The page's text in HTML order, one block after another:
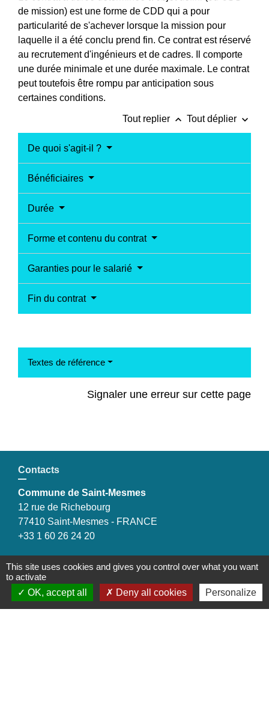
de mission) est une forme de CDD qui a pour
particularité de s'achever lorsque la mission pour
laquelle il a été conclu prend fin. Ce contrat est réservé
au recrutement d'ingénieurs et de cadres. Il comporte
une durée minimale et une durée maximale. Le contrat
peut toutefois être rompu par anticipation sous
certaines conditions.
Tout replier keyboard_arrow_up Tout déplier keyboard_arrow_down
De quoi s'agit-il ?
Bénéficiaires
Durée
Forme et contenu du contrat
Garanties pour le salarié
Fin du contrat
Textes de référence
Signaler une erreur sur cette page
Contacts
Commune de Saint-Mesmes
12 rue de Richebourg
77410 Saint-Mesmes - FRANCE
+33 1 60 26 24 20
Liens
This site uses cookies and gives you control over what you want
to activate
OK, accept all
Deny all cookies Personalize